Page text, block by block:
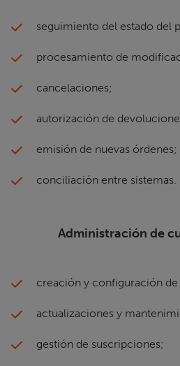
seguimiento del estado del
procesamiento de
cancelaciones;
autorización de
emisión de nuevas órdenes;
conciliación entre sistemas.
Administración de
creación y configuración de
actualizaciones y
gestión de suscripciones;